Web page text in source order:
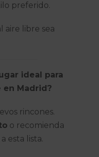
preferido.
aire libre sea
ideal para
en Madrid?
rincones.
o recomienda
esta lista.